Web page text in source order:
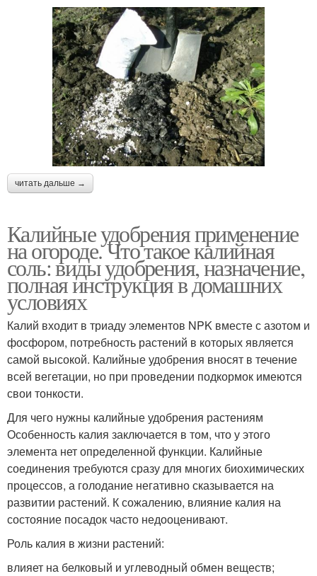
читать дальше →
Калийные удобрения применение
на огороде. Что такое калийная
соль: виды удобрения, назначение,
полная инструкция в домашних
условиях
Калий входит в триаду элементов NPK вместе с азотом и
фосфором, потребность растений в которых является
самой высокой. Калийные удобрения вносят в течение
всей вегетации, но при проведении подкормок имеются
свои тонкости.
Для чего нужны калийные удобрения растениям
Особенность калия заключается в том, что у этого
элемента нет определенной функции. Калийные
соединения требуются сразу для многих биохимических
процессов, а голодание негативно сказывается на
развитии растений. К сожалению, влияние калия на
состояние посадок часто недооценивают.
Роль калия в жизни растений:
влияет на белковый и углеводный обмен веществ;